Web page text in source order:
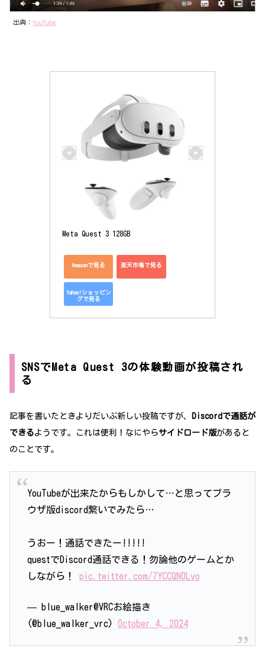
出典： YouTube
Meta Quest 3 128GB
Amazonで見る 楽天市場で見る
Yahoo!ショッピン
グで見る
SNSでMeta Quest 3の体験動画が投稿され
る
記事を書いたときよりだいぶ新しい投稿ですが、
Discordで通話が
できるようです。これは便利！なにやらサイドロード版があると
のことです。
YouTubeが出来たからもしかして…と思ってブラ
ウザ版discord繋いでみたら…
うおー！通話できたー!!!!!
questでDiscord通話できる！勿論他のゲームとか
しながら！ pic.twitter.com/7YCCQN0Lvo
— blue_walker@VRCお絵描き
(@blue_walker_vrc) October 4, 2024